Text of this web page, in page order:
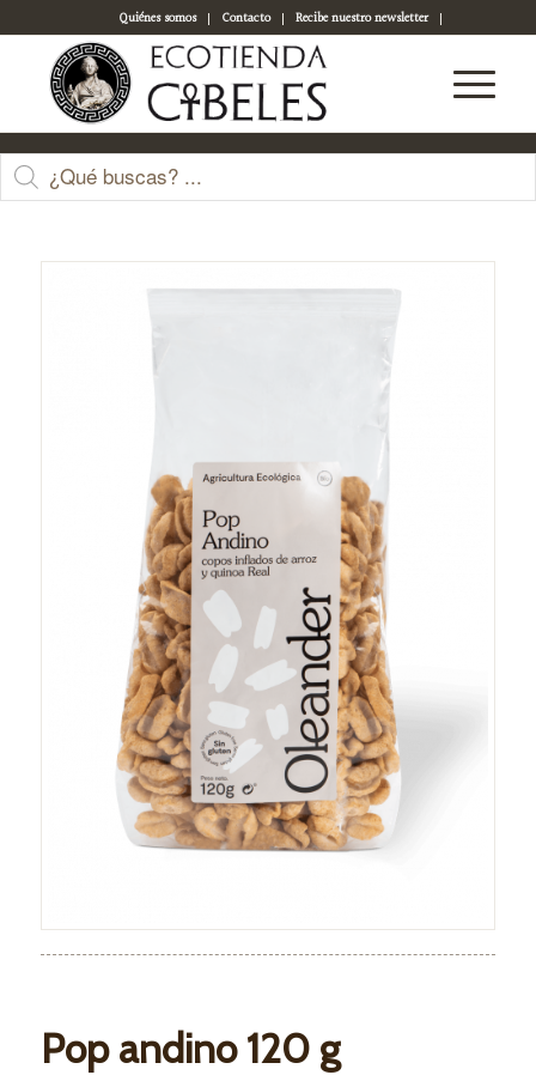
Quiénes somos Contacto
Recibe nuestro newsletter
Acceso a tu cuenta
Tienda
Pop andino 120 g